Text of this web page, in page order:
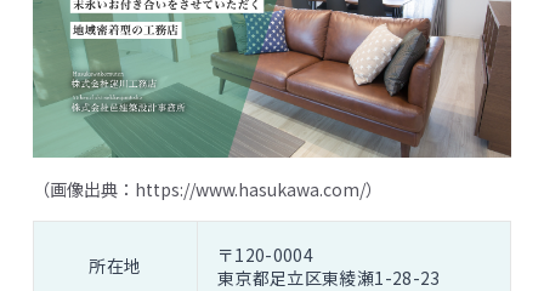
（画像出典： https://www.hasukawa.com/）
所在地
〒120-0004
東京都足立区東綾瀬1-28-23